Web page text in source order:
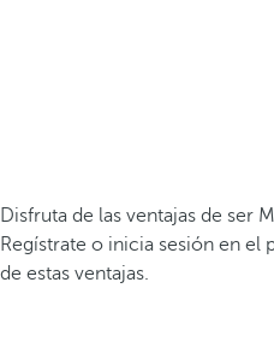
Disfruta de las ventajas de ser
Regístrate o inicia sesión en
de estas ventajas.